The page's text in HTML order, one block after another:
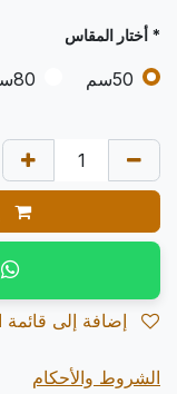
* أختار المقاس
50سم 80سم
الشروط والأحكام